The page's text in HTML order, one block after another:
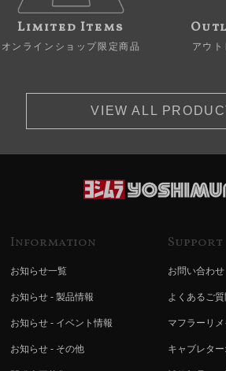
Limited Items
オンラインショップ限定商品 アウト
VIEW ALL
Information
お知らせ一覧
お知らせ - 製品情報
お知らせ - イベント情報
お知らせ - その他
Support
お問い合わせ
よくあるご質
マフラーリメ
キャブレタ